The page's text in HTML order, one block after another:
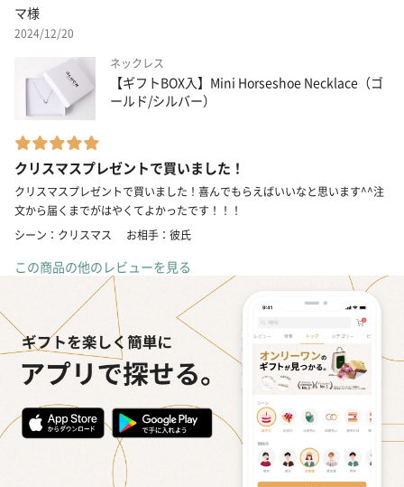
マ様
2024/12/20
ネックレス
【ギフトBOX入】Mini Horseshoe Necklace（ゴ
ールド/シルバー）
クリスマスプレゼントで買いました！
クリスマスプレゼントで買いました！喜んでもらえばいいなと思います^^注
文から届くまでがはやくてよかったです！！！
シーン：クリスマス
お相手：彼氏
この商品の他のレビューを見る